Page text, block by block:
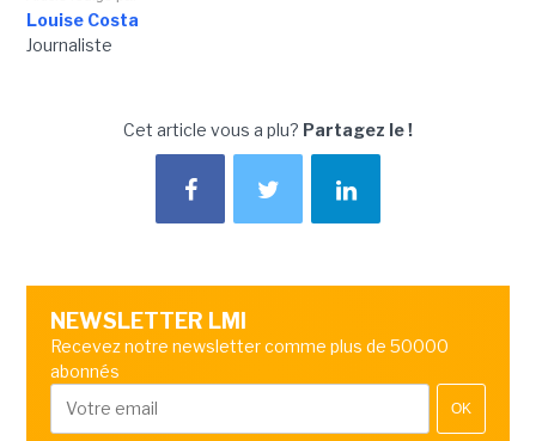
Louise Costa
Journaliste
Cet article vous a plu? Partagez le !
NEWSLETTER LMI
Recevez notre newsletter comme plus de 50000
abonnés
OK